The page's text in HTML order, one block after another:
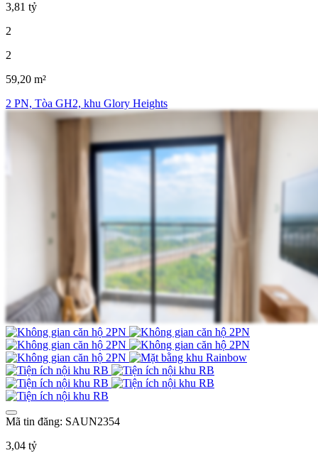
3,81 tỷ
2
2
59,20 m²
2 PN, Tòa GH2, khu Glory Heights
Mã tin đăng: SAUN2354
3,04 tỷ